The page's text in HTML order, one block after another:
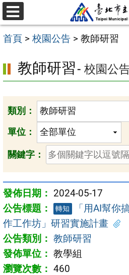
跳
至
主
內
容
區
選
單
首頁 > 校園公告 > 教師研習
教師研習- 校園公
類別：
單位：
關鍵字：
2024-05-17
轉知
「用AI幫你
作工作坊」研習實施計畫
教師研習
教學組
460